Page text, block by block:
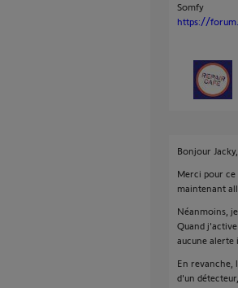
Somfy
https://
Bonjour Jacky,
Merci pour
maintenant
Néanmoins,
Quand
aucune alerte
En revanche,
d'un